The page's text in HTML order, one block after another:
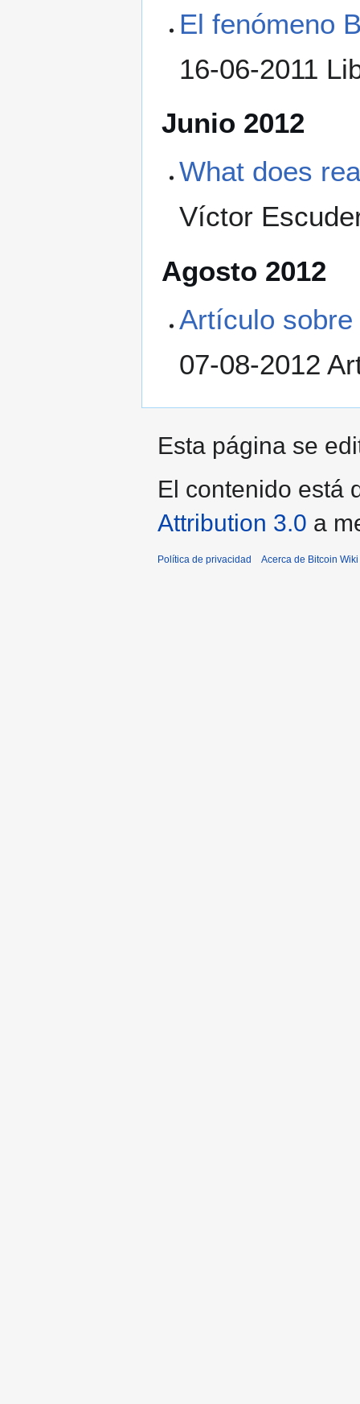
El fenómeno
16-06-2011
Junio 2012
What does
Víctor
Agosto 2012
Artículo
07-08-2012
Esta página se
El contenido está
Attribution 3.0 a
Política de privacidad Acerca de Bitcoin Wiki